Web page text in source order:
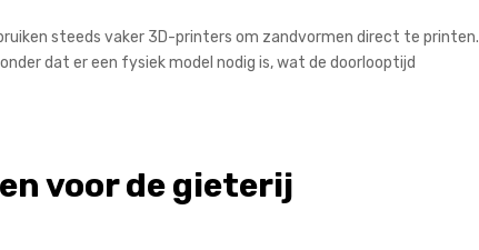
steeds vaker 3D-printers om zandvormen direct te printen.
dat er een fysiek model nodig is, wat de doorlooptijd
voor de gieterij